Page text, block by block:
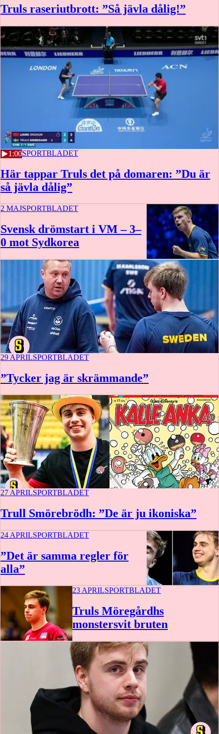
Truls raseriutbrott: ”Så jävla dålig!”
1:00
3 MAJSPORTBLADET
Här tappar Truls det på domaren: ”Du är
så jävla dålig”
2 MAJSPORTBLADET
Svensk drömstart i VM – 3–
0 mot Sydkorea
29 APRILSPORTBLADET
”Tycker jag är skrämmande”
27 APRILSPORTBLADET
Trull Smörebrödh: ”De är ju ikoniska”
24 APRILSPORTBLADET
”Det är samma regler för
alla”
13 min
23 APRILSPORTBLADET
Truls Möregårdhs
monstersvit bruten